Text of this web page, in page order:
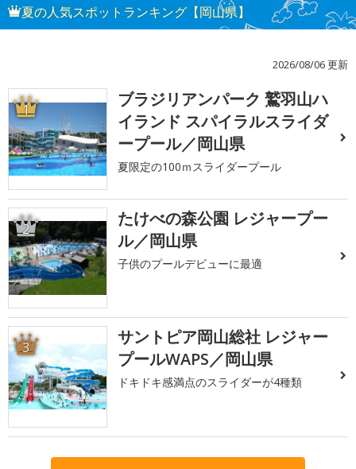
夏の人気スポットランキング【岡山県】
2026/08/06 更新
1
ブラジリアンパーク 鷲羽山ハ
イランド スパイラルスライダ
ープール／岡山県
夏限定の100ｍスライダープール
2
たけべの森公園 レジャープー
ル／岡山県
子供のプールデビューに最適
3
サントピア岡山総社 レジャー
プールWAPS／岡山県
ドキドキ感満点のスライダーが4種類